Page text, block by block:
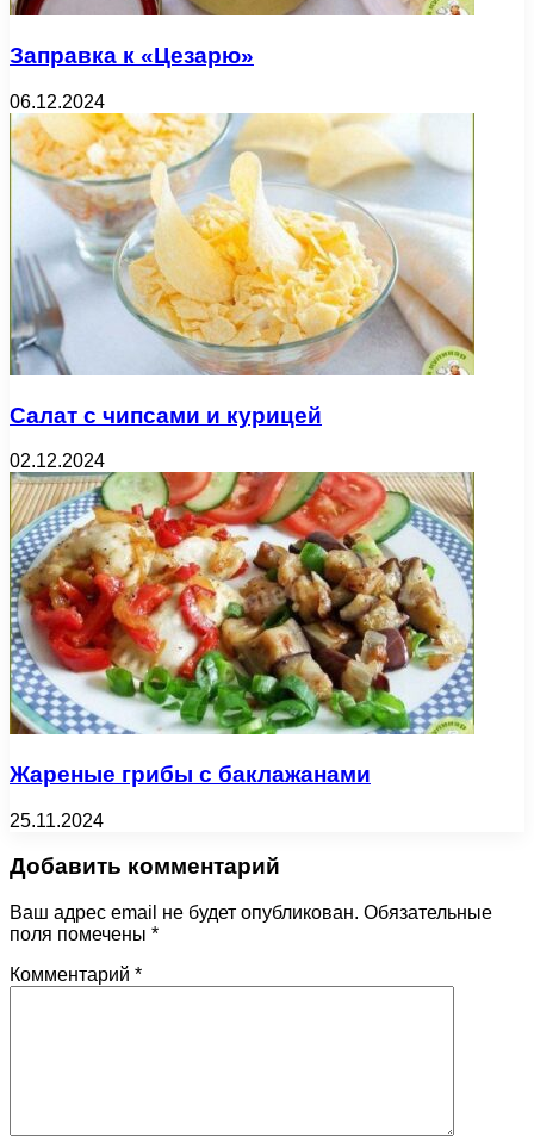
Заправка к «Цезарю»
06.12.2024
Салат с чипсами и курицей
02.12.2024
Жареные грибы с баклажанами
25.11.2024
Добавить комментарий
Ваш адрес email не будет опубликован. Обязательные
поля помечены *
Комментарий *